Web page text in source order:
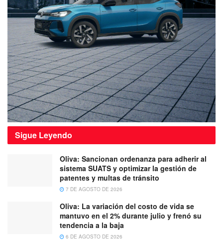
Sigue Leyendo
Oliva: Sancionan ordenanza para adherir al
sistema SUATS y optimizar la gestión de
patentes y multas de tránsito
7 DE AGOSTO DE 2026
Oliva: La variación del costo de vida se
mantuvo en el 2% durante julio y frenó su
tendencia a la baja
6 DE AGOSTO DE 2026